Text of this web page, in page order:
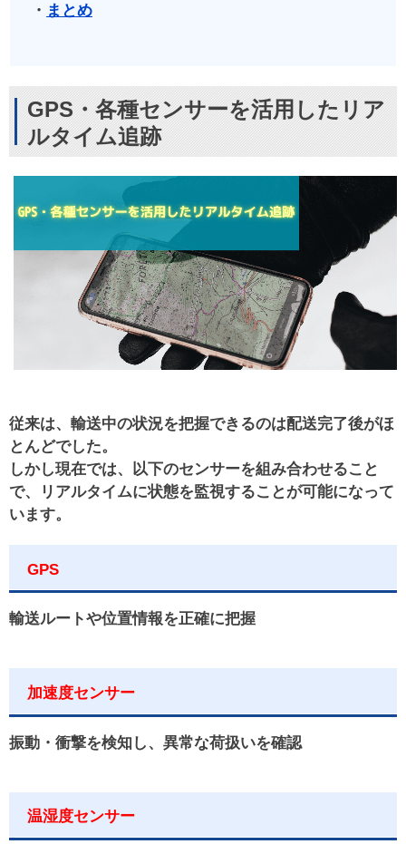
・ まとめ
GPS・各種センサーを活用したリア
ルタイム追跡
従来は、輸送中の状況を把握できるのは配送完了後がほ
とんどでした。
しかし現在では、以下のセンサーを組み合わせること
で、リアルタイムに状態を監視することが可能になって
います。
GPS
輸送ルートや位置情報を正確に把握
加速度センサー
振動・衝撃を検知し、異常な荷扱いを確認
温湿度センサー